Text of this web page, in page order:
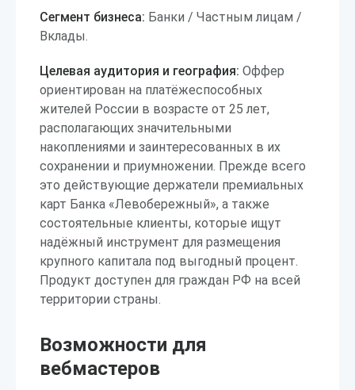
Сегмент бизнеса: Банки / Частным лицам /
Вклады.
Целевая аудитория и география: Оффер
ориентирован на платёжеспособных
жителей России в возрасте от 25 лет,
располагающих значительными
накоплениями и заинтересованных в их
сохранении и приумножении. Прежде всего
это действующие держатели премиальных
карт Банка «Левобережный», а также
состоятельные клиенты, которые ищут
надёжный инструмент для размещения
крупного капитала под выгодный процент.
Продукт доступен для граждан РФ на всей
территории страны.
Возможности для
вебмастеров